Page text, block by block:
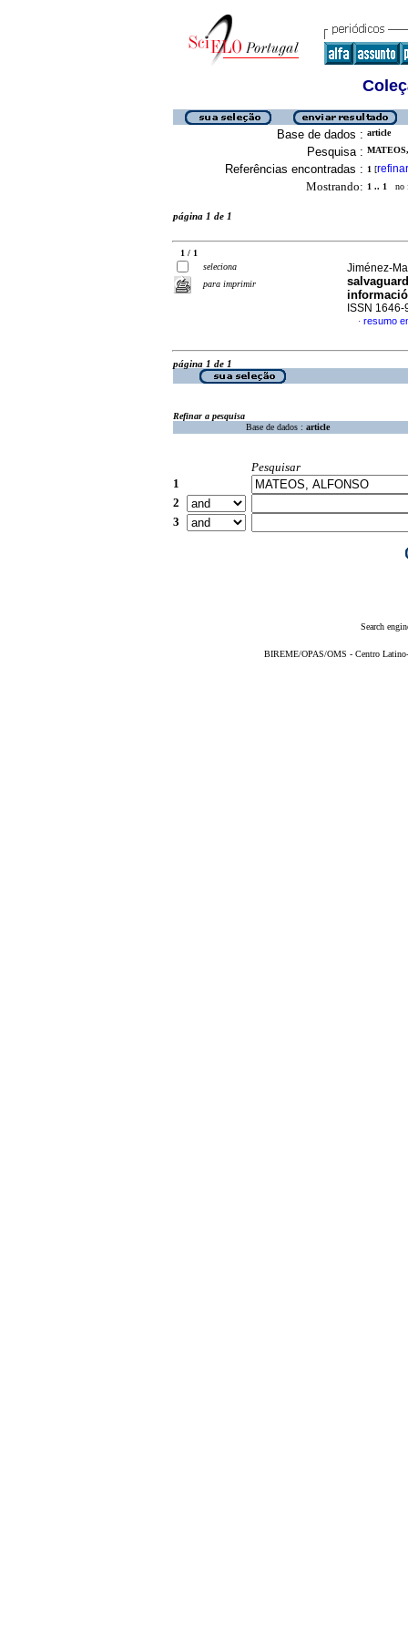
Base de dados : article
Pesquisa :
Referências encontradas : 1 [refinar
Mostrando: 1 .. 1 no
página 1 de 1
1 / 1
seleciona
para imprimir
Jiménez-
ISSN 1646-
· resumo
página 1 de 1
Refinar a pesquisa
Base de dados : article
Pesquisar
1
2
3
Search
BIREME/OPAS/OMS - Centro Latino-